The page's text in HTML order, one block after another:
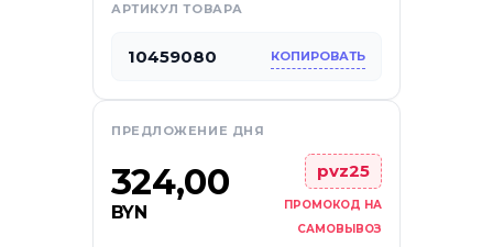
АРТИКУЛ ТОВАРА
10459080 КОПИРОВАТЬ
ПРЕДЛОЖЕНИЕ ДНЯ
324,00
BYN
pvz25
ПРОМОКОД НА
САМОВЫВОЗ